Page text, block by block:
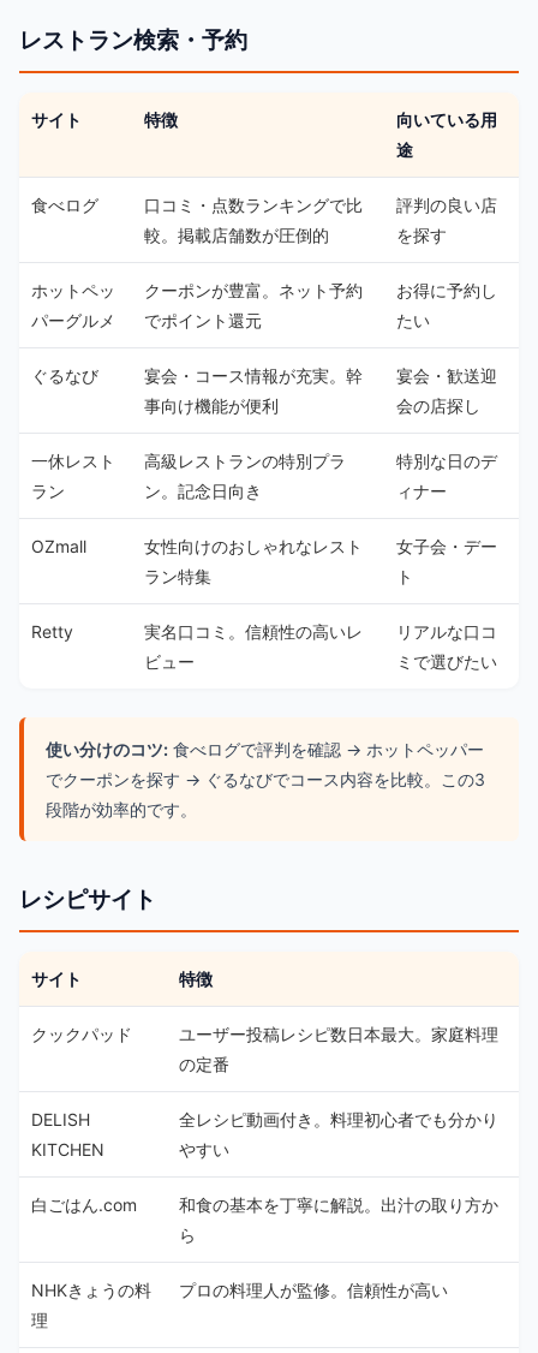
レストラン検索・予約
サイト 特徴
向いている用
途
食べログ
口コミ・点数ランキングで比
較。掲載店舗数が圧倒的
評判の良い店
を探す
ホットペッ
パーグルメ
クーポンが豊富。ネット予約
でポイント還元
お得に予約し
たい
ぐるなび
宴会・コース情報が充実。幹
事向け機能が便利
宴会・歓送迎
会の店探し
一休レスト
ラン
高級レストランの特別プラ
ン。記念日向き
特別な日のデ
ィナー
OZmall
女性向けのおしゃれなレスト
ラン特集
女子会・デー
ト
Retty
実名口コミ。信頼性の高いレ
ビュー
リアルな口コ
ミで選びたい
使い分けのコツ: 食べログで評判を確認 → ホットペッパー
でクーポンを探す → ぐるなびでコース内容を比較。この3
段階が効率的です。
レシピサイト
サイト 特徴
クックパッド
ユーザー投稿レシピ数日本最大。家庭料理
の定番
DELISH
KITCHEN
全レシピ動画付き。料理初心者でも分かり
やすい
白ごはん.com
和食の基本を丁寧に解説。出汁の取り方か
ら
NHKきょうの料
理
プロの料理人が監修。信頼性が高い